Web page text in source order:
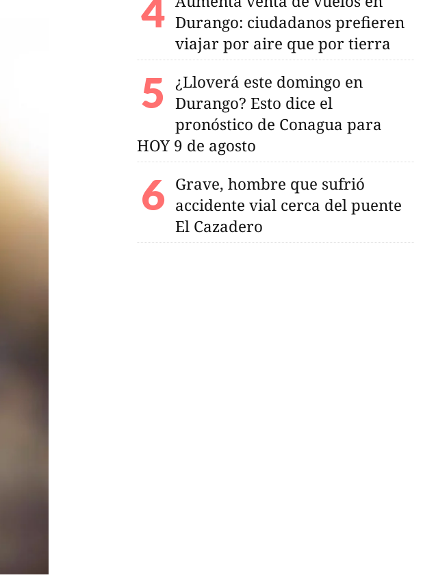
Durango: ciudadanos prefieren
viajar por aire que por tierra
¿Lloverá este domingo en
Durango? Esto dice el
pronóstico de Conagua para
HOY 9 de agosto
Grave, hombre que sufrió
accidente vial cerca del puente
El Cazadero